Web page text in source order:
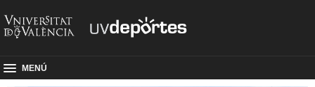
MENÚ